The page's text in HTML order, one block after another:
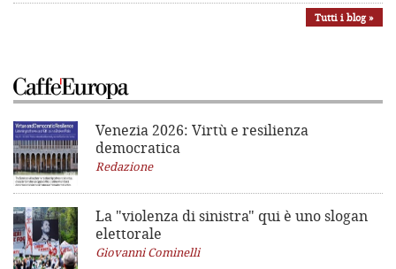
Tutti i blog »
Venezia 2026: Virtù e resilienza
democratica
Redazione
La "violenza di sinistra" qui è uno slogan
elettorale
Giovanni Cominelli